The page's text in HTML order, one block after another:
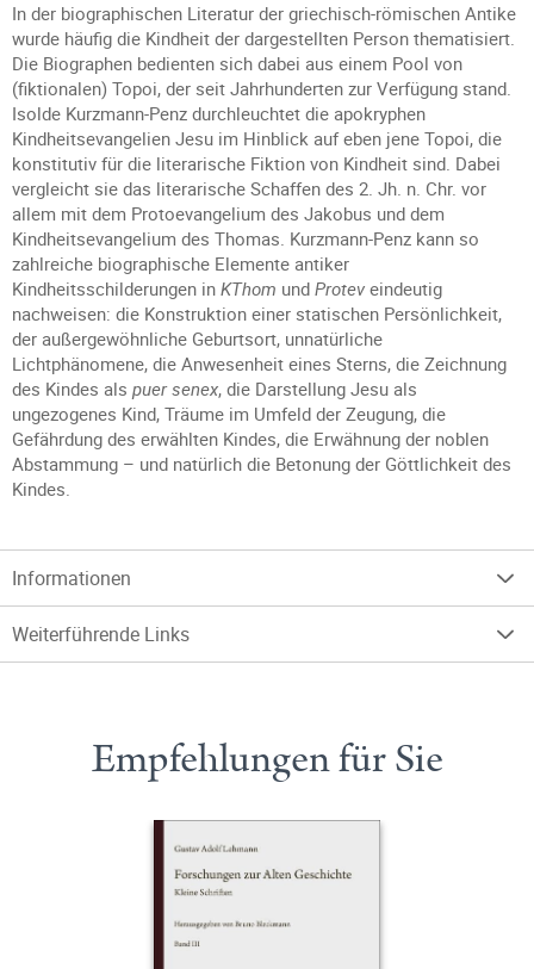
In der biographischen Literatur der griechisch-römischen Antike
wurde häufig die Kindheit der dargestellten Person thematisiert.
Die Biographen bedienten sich dabei aus einem Pool von
(fiktionalen) Topoi, der seit Jahrhunderten zur Verfügung stand.
Isolde Kurzmann-Penz durchleuchtet die apokryphen
Kindheitsevangelien Jesu im Hinblick auf eben jene Topoi, die
konstitutiv für die literarische Fiktion von Kindheit sind. Dabei
vergleicht sie das literarische Schaffen des 2. Jh. n. Chr. vor
allem mit dem Protoevangelium des Jakobus und dem
Kindheitsevangelium des Thomas. Kurzmann-Penz kann so
zahlreiche biographische Elemente antiker
Kindheitsschilderungen in KThom und Protev eindeutig
nachweisen: die Konstruktion einer statischen Persönlichkeit,
der außergewöhnliche Geburtsort, unnatürliche
Lichtphänomene, die Anwesenheit eines Sterns, die Zeichnung
des Kindes als puer senex, die Darstellung Jesu als
ungezogenes Kind, Träume im Umfeld der Zeugung, die
Gefährdung des erwählten Kindes, die Erwähnung der noblen
Abstammung – und natürlich die Betonung der Göttlichkeit des
Kindes.
Informationen
Weiterführende Links
Empfehlungen für Sie